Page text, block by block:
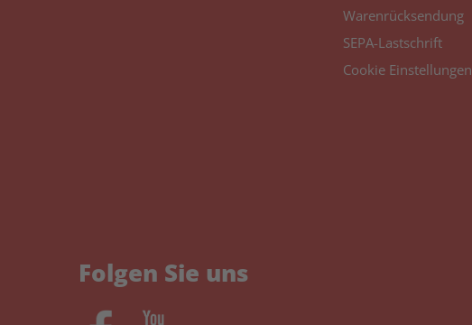
Warenrücksendung
SEPA-Lastschrift
Cookie Einstellungen
Folgen Sie uns